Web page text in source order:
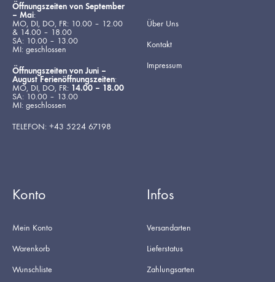
Öffnungszeiten von September
– Mai:
MO, DI, DO, FR: 10.00 – 12.00
& 14.00 – 18.00
SA: 10.00 – 13.00
MI: geschlossen
Öffnungszeiten von Juni –
August Ferienöffnungszeiten:
MO, DI, DO, FR: 14.00 – 18.00
SA: 10.00 – 13.00
MI: geschlossen
TELEFON: +43 5224 67198
Über Uns
Kontakt
Impressum
Konto
Mein Konto
Warenkorb
Wunschliste
Infos
Versandarten
Lieferstatus
Zahlungsarten